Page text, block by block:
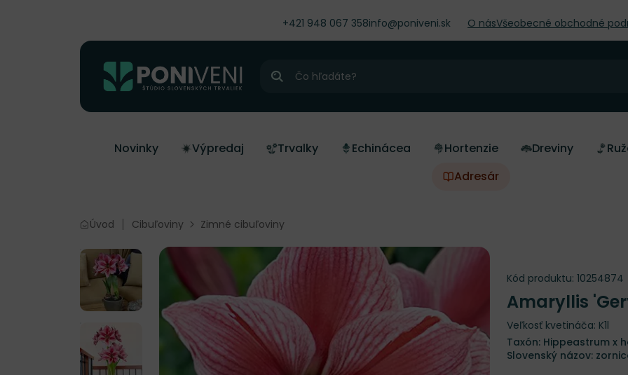
+421 948 067 358info@poniveni.sk O násVšeobecné obchodné
Hľadať
Novinky Výpredaj Trvalky Echinácea Hortenzie Dreviny
Adresár
Úvod Cibuľoviny Zimné cibuľoviny
Kód produktu: 10254874
Amaryllis
Veľkosť kvetináča: K1l
Taxón: Hippeastrum x
Slovenský názov: